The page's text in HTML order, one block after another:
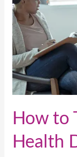
How to
Health
Care
of
Your
Health
During
Festivals